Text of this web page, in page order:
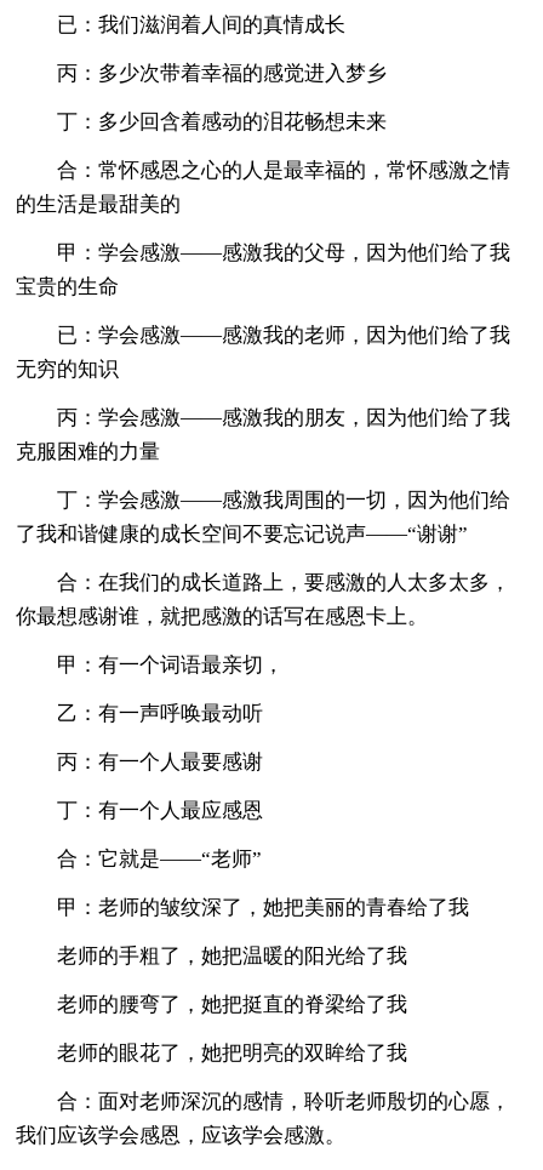
已：我们滋润着人间的真情成长
丙：多少次带着幸福的感觉进入梦乡
丁：多少回含着感动的泪花畅想未来
合：常怀感恩之心的人是最幸福的，常怀感激之情
的生活是最甜美的
甲：学会感激——感激我的父母，因为他们给了我
宝贵的生命
已：学会感激——感激我的老师，因为他们给了我
无穷的知识
丙：学会感激——感激我的朋友，因为他们给了我
克服困难的力量
丁：学会感激——感激我周围的一切，因为他们给
了我和谐健康的成长空间不要忘记说声——“谢谢”
合：在我们的成长道路上，要感激的人太多太多，
你最想感谢谁，就把感激的话写在感恩卡上。
甲：有一个词语最亲切，
乙：有一声呼唤最动听
丙：有一个人最要感谢
丁：有一个人最应感恩
合：它就是——“老师”
甲：老师的皱纹深了，她把美丽的青春给了我
老师的手粗了，她把温暖的阳光给了我
老师的腰弯了，她把挺直的脊梁给了我
老师的眼花了，她把明亮的双眸给了我
合：面对老师深沉的感情，聆听老师殷切的心愿，
我们应该学会感恩，应该学会感激。